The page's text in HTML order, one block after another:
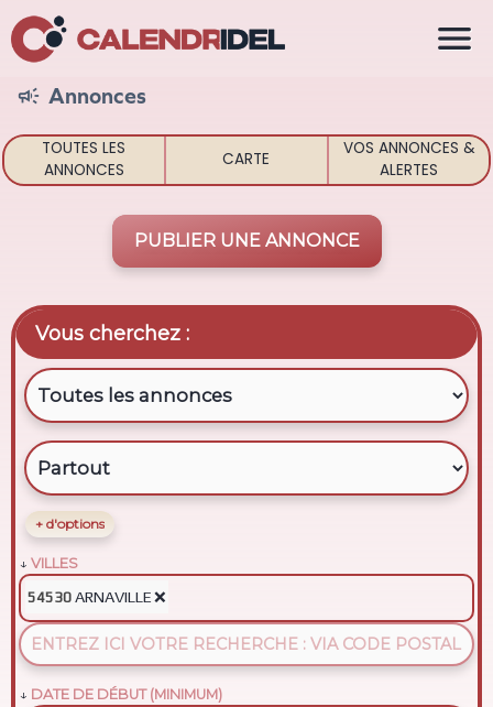
 Annonces
TOUTES LES
ANNONCES
CARTE
VOS ANNONCES &
ALERTES
PUBLIER UNE ANNONCE
Vous cherchez :
+ d'options
VILLES
54530 ARNAVILLE❌
DATE DE DÉBUT (MINIMUM)
